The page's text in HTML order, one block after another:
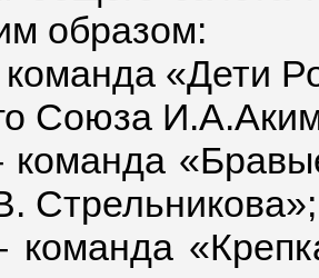
образом:
команда «Дети
Союза
команда
Стрельникова»;
команда